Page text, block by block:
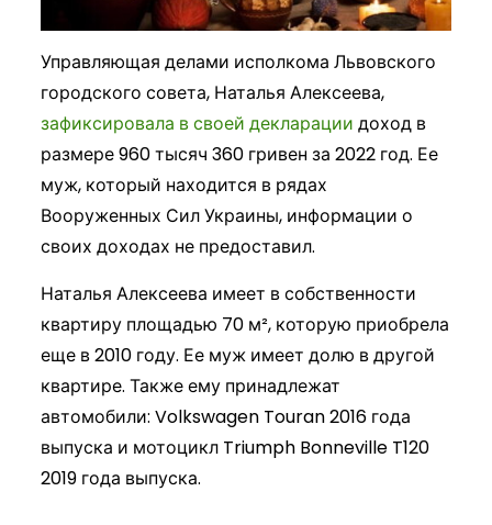
Управляющая делами исполкома Львовского
городского совета, Наталья Алексеева,
зафиксировала в своей декларации доход в
размере 960 тысяч 360 гривен за 2022 год. Ее
муж, который находится в рядах
Вооруженных Сил Украины, информации о
своих доходах не предоставил.
Наталья Алексеева имеет в собственности
квартиру площадью 70 м², которую приобрела
еще в 2010 году. Ее муж имеет долю в другой
квартире. Также ему принадлежат
автомобили: Volkswagen Touran 2016 года
выпуска и мотоцикл Triumph Bonneville T120
2019 года выпуска.